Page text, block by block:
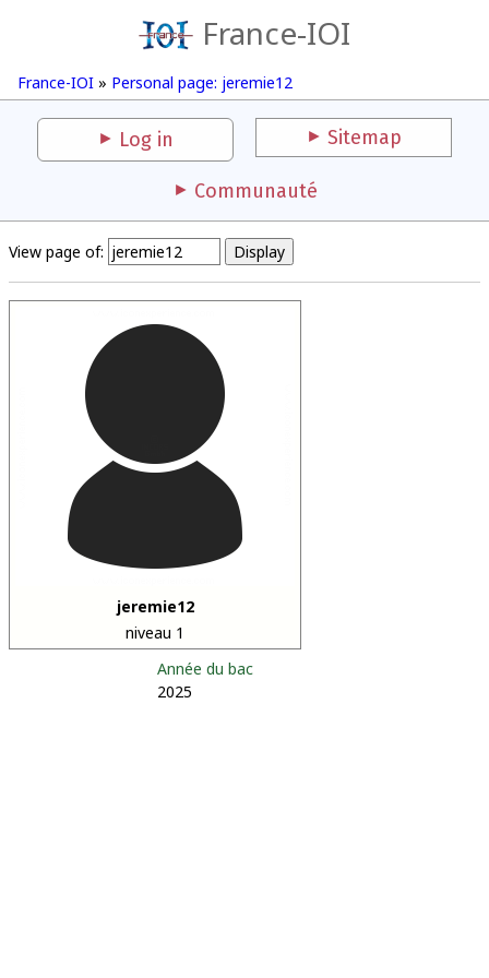
France-IOI
France-IOI » Personal page: jeremie12
Log in Sitemap
Communauté
View page of:
jeremie12
niveau 1
Année du bac
2025